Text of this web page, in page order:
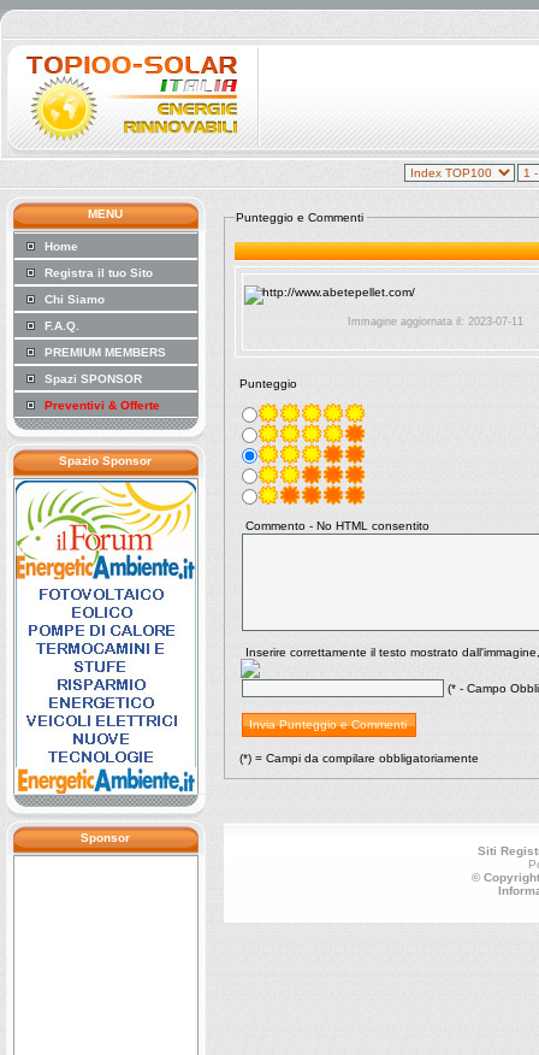
MENU
Home
Registra il tuo Sito
Chi Siamo
F.A.Q.
PREMIUM MEMBERS
Spazi SPONSOR
Preventivi & Offerte
Spazio Sponsor
Sponsor
Punteggio e Commenti
Immagine aggiornata il: 2023-07-11
Punteggio
Commento - No HTML consentito
Inserire correttamente il testo mostrato
(* - Campo
(*) = Campi da compilare obbligatoriamente
Siti
©